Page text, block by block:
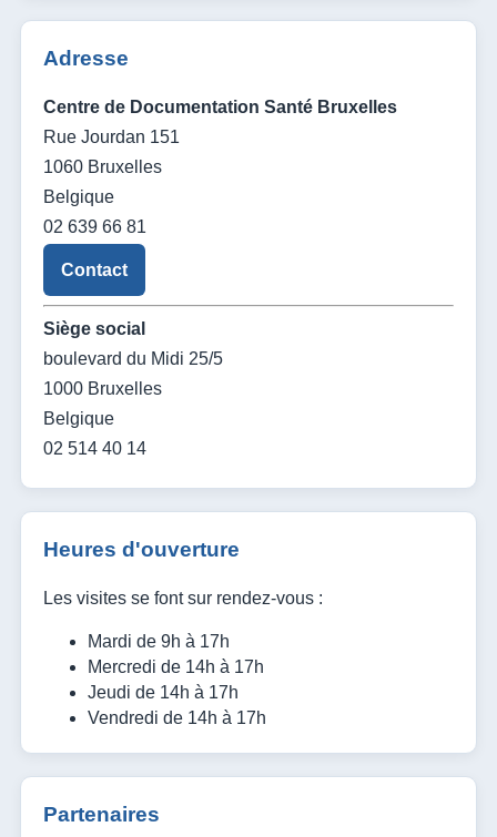
Adresse
Centre de Documentation Santé Bruxelles
Rue Jourdan 151
1060 Bruxelles
Belgique
02 639 66 81
Contact
Siège social
boulevard du Midi 25/5
1000 Bruxelles
Belgique
02 514 40 14
Heures d'ouverture
Les visites se font sur rendez-vous :
Mardi de 9h à 17h
Mercredi de 14h à 17h
Jeudi de 14h à 17h
Vendredi de 14h à 17h
Partenaires